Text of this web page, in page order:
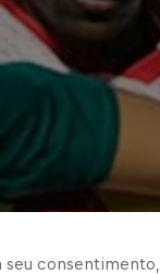
consentimento,